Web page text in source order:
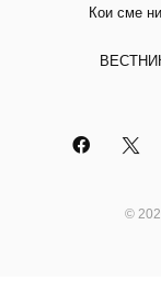
Кои сме
©